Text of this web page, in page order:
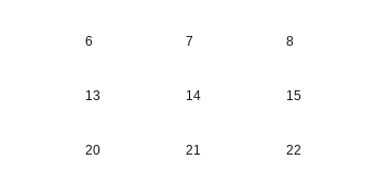
6 7 8
13 14 15
20 21 22